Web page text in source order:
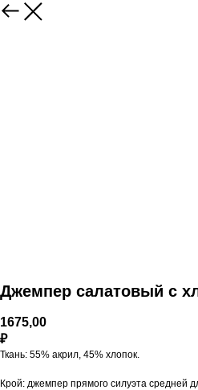
Джемпер салатовый с
1675,00
₽
Ткань: 55% акрил, 45% хлопок.
Крой: джемпер прямого силуэта средней